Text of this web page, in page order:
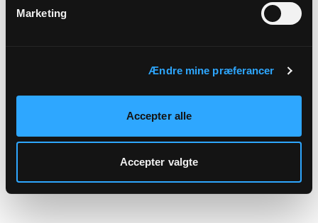
Marketing
Ændre mine præferancer
Accepter alle
Accepter valgte